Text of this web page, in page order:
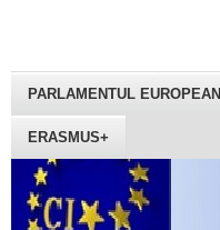
PARLAMENTUL EUROPEAN
ERASMUS+